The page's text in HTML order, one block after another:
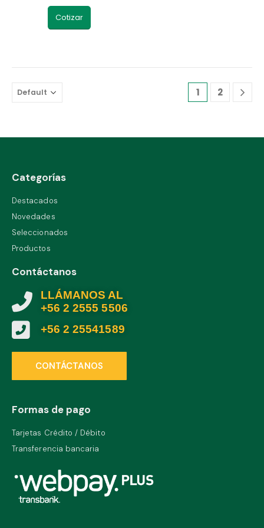
Cotizar
1 2
Categorías
Destacados
Novedades
Seleccionados
Productos
Contáctanos
LLÁMANOS AL
+56 2 2555 5506
+56 2 25541589
CONTÁCTANOS
Formas de pago
Tarjetas Crédito / Débito
Transferencia bancaria